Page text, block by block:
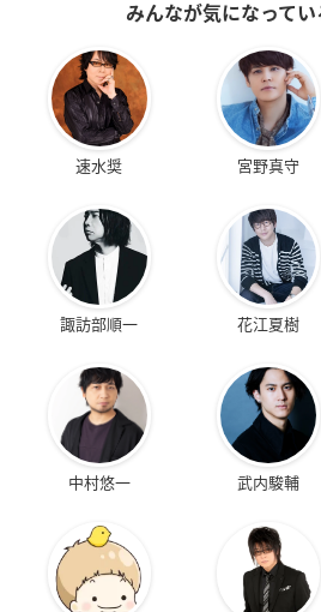
みんなが気になって
速水奨 宮野真守
諏訪部順一 花江夏樹
中村悠一 武内駿輔